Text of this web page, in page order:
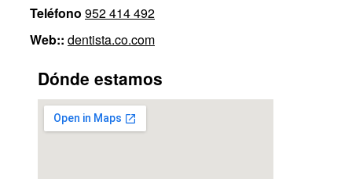
Teléfono 952 414 492
Web:: dentista.co.com
Dónde estamos